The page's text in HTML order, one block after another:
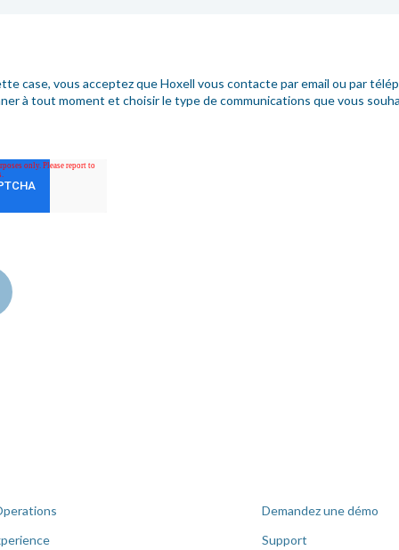
case, vous acceptez que Hoxell vous contacte par email ou par
à tout moment et choisir le type de communications que vous
Demandez une démo
Support